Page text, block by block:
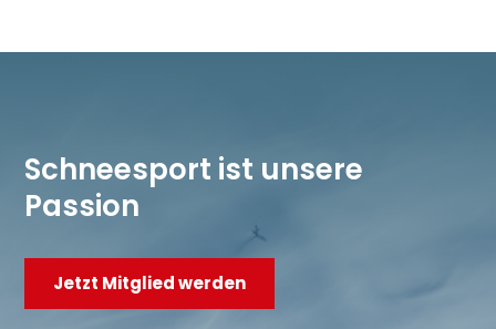
Schneesport ist unsere
Passion
Jetzt Mitglied werden